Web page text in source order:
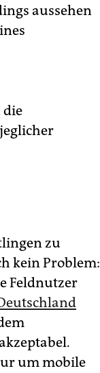
aussehen
zu
kein Problem:
Feldnutzer
um mobile